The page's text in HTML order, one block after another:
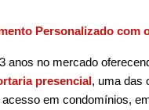
Personalizado com
anos no mercado
presencial, uma das
em condomínios,